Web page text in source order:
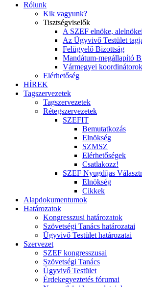
Rólunk
Kik vagyunk?
Tisztségviselők
A SZEF elnöke,
Az Ügyvivő Testület
Felügyelő Bizottság
Mandátum-megállapító
Vármegyei koordinátorok
Elérhetőség
HÍREK
Tagszervezetek
Tagszervezetek
Rétegszervezetek
SZEFIT
Bemutatkozás
Elnökség
SZMSZ
Elérhetőségek
Csatlakozz!
SZEF Nyugdíjas
Elnökség
Cikkek
Alapdokumentumok
Határozatok
Kongresszusi határozatok
Szövetségi Tanács határozatai
Ügyvivő Testület határozatai
Szervezet
SZEF kongresszusai
Szövetségi Tanács
Ügyvivő Testület
Érdekegyeztetés fórumai